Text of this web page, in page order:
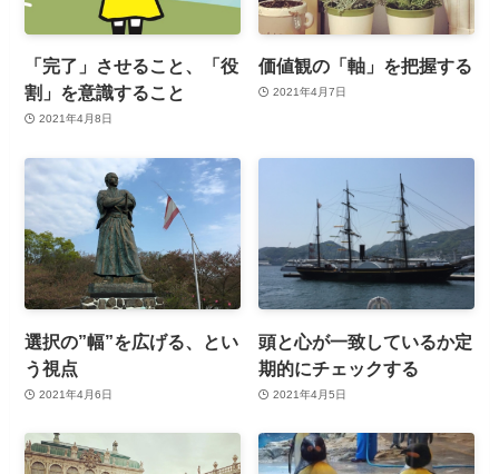
「完了」させること、「役
割」を意識すること
2021年4月8日
価値観の「軸」を把握する
2021年4月7日
選択の”幅”を広げる、とい
う視点
2021年4月6日
頭と心が一致しているか定
期的にチェックする
2021年4月5日